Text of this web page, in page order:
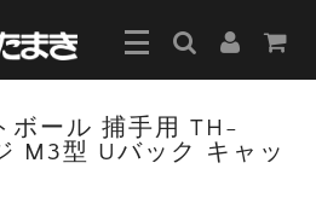
ボール 捕手用 TH-
M3型 Uバック キャッ